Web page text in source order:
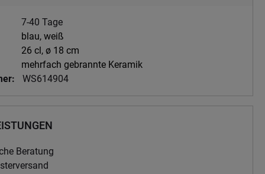
7-40 Tage
blau, weiß
26 cl, ø 18 cm
mehrfach gebrannte Keramik
WS614904
Beratung